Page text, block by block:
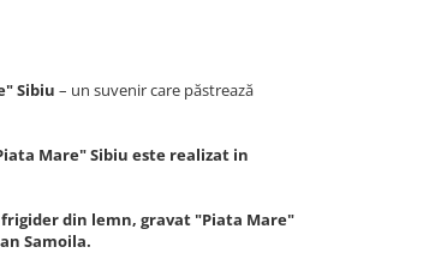
Sibiu – un suvenir care păstrează
Mare" Sibiu este realizat in
din lemn, gravat "Piata Mare"
Samoila.